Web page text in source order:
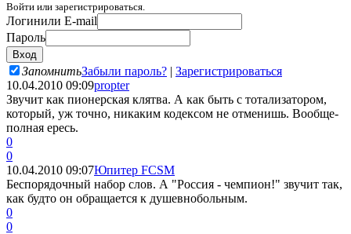
Войти или зарегистрироваться.
Логинили E-mail
Пароль
ЗапомнитьЗабыли пароль? | Зарегистрироваться
10.04.2010 09:09propter
Звучит как пионерская клятва. А как быть с тотализатором,
который, уж точно, никаким кодексом не отменишь. Вообще-
полная ересь.
0
0
10.04.2010 09:07Юпитер FCSM
Беспорядочный набор слов. А "Россия - чемпион!" звучит так,
как будто он обращается к душевнобольным.
0
0